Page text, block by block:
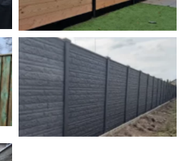
Rots motief antraciet